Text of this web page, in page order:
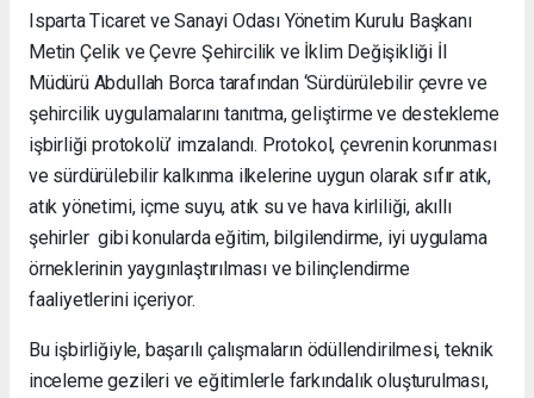
Isparta Ticaret ve Sanayi Odası Yönetim Kurulu Başkanı
Metin Çelik ve Çevre Şehircilik ve İklim Değişikliği İl
Müdürü Abdullah Borca tarafından ‘Sürdürülebilir çevre ve
şehircilik uygulamalarını tanıtma, geliştirme ve destekleme
işbirliği protokolü’ imzalandı. Protokol, çevrenin korunması
ve sürdürülebilir kalkınma ilkelerine uygun olarak sıfır atık,
atık yönetimi, içme suyu, atık su ve hava kirliliği, akıllı
şehirler gibi konularda eğitim, bilgilendirme, iyi uygulama
örneklerinin yaygınlaştırılması ve bilinçlendirme
faaliyetlerini içeriyor.
Bu işbirliğiyle, başarılı çalışmaların ödüllendirilmesi, teknik
inceleme gezileri ve eğitimlerle farkındalık oluşturulması,